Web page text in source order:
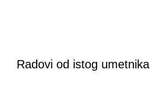
Radovi od istog umetnika